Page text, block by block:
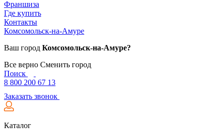
Франшиза
Где купить
Контакты
Комсомольск-на-Амуре
Ваш город Комсомольск-на-Амуре?
Все верно Сменить город
Поиск
8 800 200 67 13
Заказать звонок
Каталог